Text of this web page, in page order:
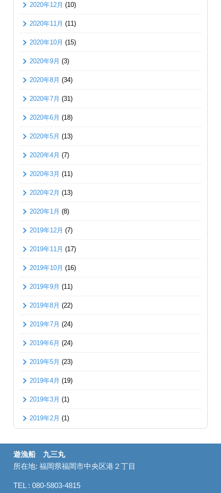
2020年12月 (10)
2020年11月 (11)
2020年10月 (15)
2020年9月 (3)
2020年8月 (34)
2020年7月 (31)
2020年6月 (18)
2020年5月 (13)
2020年4月 (7)
2020年3月 (11)
2020年2月 (13)
2020年1月 (8)
2019年12月 (7)
2019年11月 (17)
2019年10月 (16)
2019年9月 (11)
2019年8月 (22)
2019年7月 (24)
2019年6月 (24)
2019年5月 (23)
2019年4月 (19)
2019年3月 (1)
2019年2月 (1)
遊漁船 九三丸
所在地: 福岡県福岡市中央区港２丁目
TEL : 080-5803-4815